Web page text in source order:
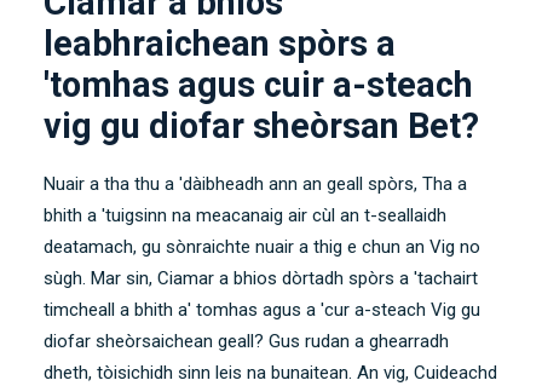
leabhraichean spòrs a
'tomhas agus cuir a-steach
vig gu diofar sheòrsan Bet?
Nuair a tha thu a 'dàibheadh ​​ann an geall spòrs, Tha a
bhith a 'tuigsinn na meacanaig air cùl an t-seallaidh
deatamach, gu sònraichte nuair a thig e chun an Vig no
sùgh. Mar sin, Ciamar a bhios dòrtadh spòrs a 'tachairt
timcheall a bhith a' tomhas agus a 'cur a-steach Vig gu
diofar sheòrsaichean geall? Gus rudan a ghearradh
dheth, tòisichidh sinn leis na bunaitean. An vig, Cuideachd